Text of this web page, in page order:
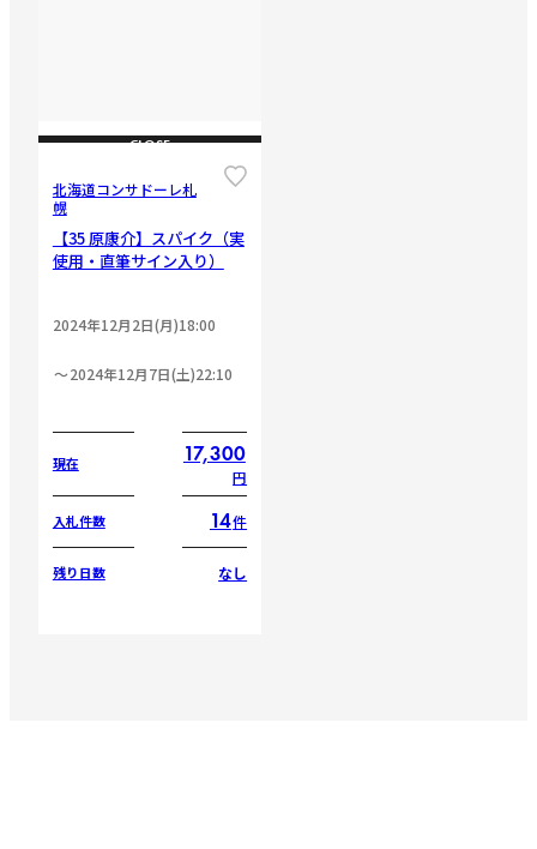
CLOSE
北海道コンサドーレ札
幌
【35 原康介】スパイク（実
使用・直筆サイン入り）
2024年12月2日(月)18:00
2024年12月7日(土)22:10
現在 17,300
円
入札件数 14件
残り日数 なし